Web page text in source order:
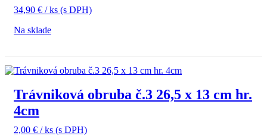
34,90 € / ks (s DPH)
Na sklade
Trávniková obruba č.3 26,5 x 13 cm hr.
4cm
2,00 € / ks (s DPH)